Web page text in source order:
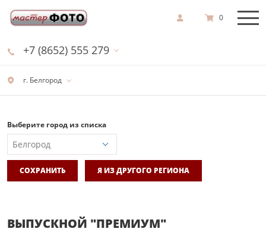
г. Белгород
+7 (8652) 555 279
0
Выберите город из списка
СОХРАНИТЬ Я ИЗ ДРУГОГО РЕГИОНА
ВЫПУСКНОЙ "ПРЕМИУМ"